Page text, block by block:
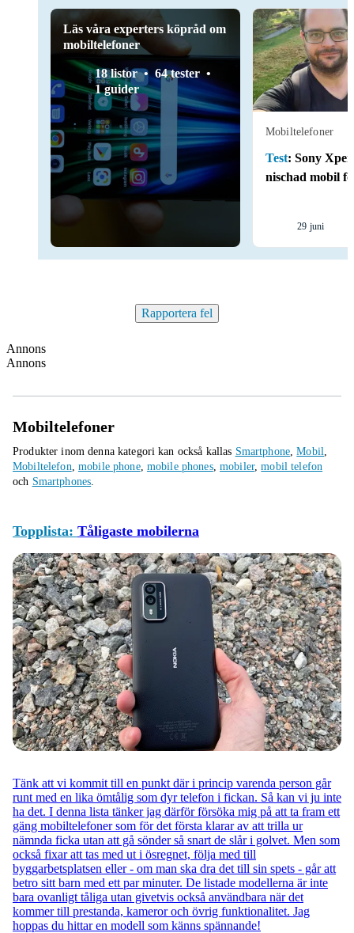
Läs våra experters köpråd om
mobiltelefoner
18 listor
64 tester
1 guider
Mobiltelefoner
Test: Sony
nischad mobil
29 juni
Rapportera fel
Annons
Annons
Mobiltelefoner
Produkter inom denna kategori kan också kallas Smartphone,Mobil,
Mobiltelefon, mobile phone, mobile phones,mobiler,mobil telefon
och Smartphones.
Topplista: Tåligaste mobilerna
Tänk att vi kommit till en punkt där i princip varenda person går
runt med en lika ömtålig som dyr telefon i fickan. Så kan vi ju inte
ha det. I denna lista tänker jag därför försöka mig på att ta fram ett
gäng mobiltelefoner som för det första klarar av att trilla ur
nämnda ficka utan att gå sönder så snart de slår i golvet. Men som
också fixar att tas med ut i ösregnet, följa med till
byggarbetsplatsen eller - om man ska dra det till sin spets - går att
betro sitt barn med ett par minuter. De listade modellerna är inte
bara ovanligt tåliga utan givetvis också användbara när det
kommer till prestanda, kameror och övrig funktionalitet. Jag
hoppas du hittar en modell som känns spännande!